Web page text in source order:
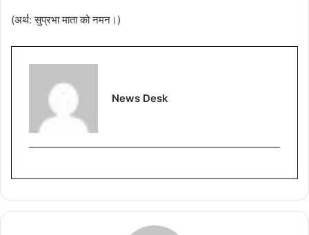
(अर्थ: सुप्रभा माता को नमन।)
News Desk